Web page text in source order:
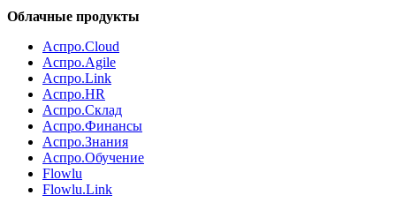
Облачные продукты
Аспро.Cloud
Аспро.Agile
Аспро.Link
Аспро.HR
Аспро.Склад
Аспро.Финансы
Аспро.Знания
Аспро.Обучение
Flowlu
Flowlu.Link